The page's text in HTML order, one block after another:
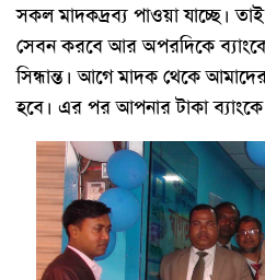
সকল মাদকদ্রব্য পাওয়া যাচ্ছে।
সেবন করবে আর অপরদিকে
সিন্ধান্ত। আগে মাদক থেকে
হবে। এর পর আপনার টাকা